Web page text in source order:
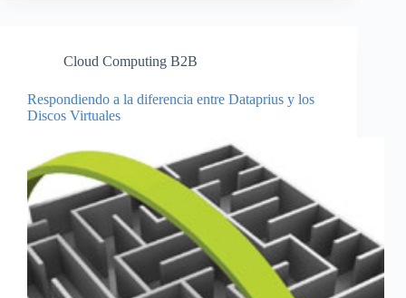
Cloud Computing B2B
Respondiendo a la diferencia entre Dataprius y los
Discos Virtuales